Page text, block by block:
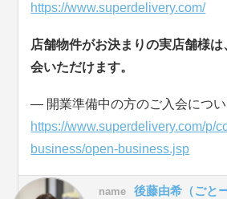
https://www.superdelivery.com/
店舗物件がお決まりの実店舗様は
会いただけます。
― 開業準備中の方のご入会につ
https://www.superdelivery.com/p/
business/open-business.jsp
name 後藤由希（ごとー